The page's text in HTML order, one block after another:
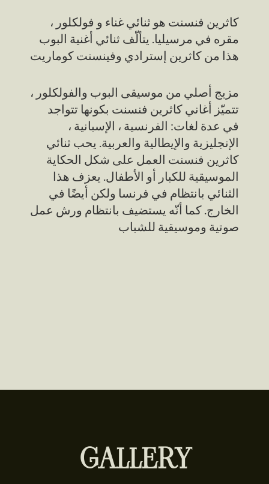
كاثرين فنسنت هو ثنائي غناء و فولكلور ،
مقره في مرسيليا. يتألّف ثنائي أغنية البوب
هذا من كاثرين إسترادي وفينسنت كوماريت
مزيج أصلي من موسيقى البوب ​​والفولكلور ،
تتميّز أغاني كاثرين فنسنت بكونها تتواجد
في عدة لغات: الفرنسية ، الإسبانية ،
الإنجليزية والإيطالية والعربية. يحب ثنائي
كاثرين فنسنت العمل على شكل الحكاية
الموسيقية للكبار أو الأطفال. يعزف هذا
الثنائي بانتظام في فرنسا ولكن أيضًا في
الخارج. كما أنّه يستضيف بانتظام ورش عمل
صوتية وموسيقية للشباب
GALLERY